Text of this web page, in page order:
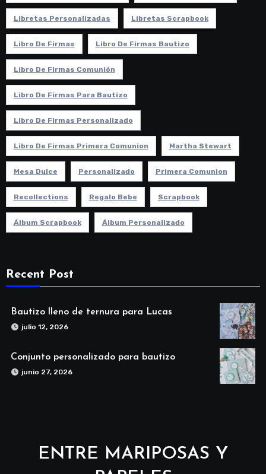
Libretas Personalizadas Libretas Scrapbook
Libro De Firmas Libro De Firmas Bautizo
Libro De Firmas Comunión
Libro De Firmas Para Bautizo
Libro De Firmas Personalizado
Libro De Firmas Primera Comunion Martha Stewart
Mesa Dulce Personalizado Primera Comunion
Recollections Regalo Bebe Scrapbook
Álbum Scrapbook Álbum Personalizado
Recent Post
Bautizo lleno de ternura para Lucas
julio 12, 2026
Conjunto personalizado para bautizo
junio 27, 2026
ENTRE MARIPOSAS Y